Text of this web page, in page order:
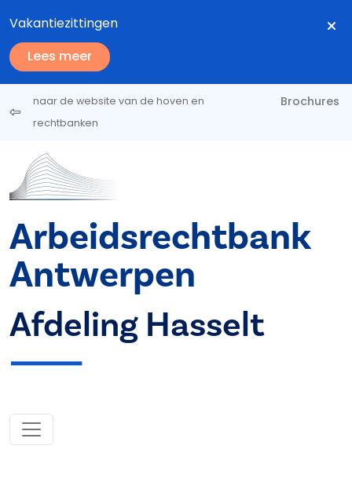
Vakantiezittingen
Lees meer
naar de website van de hoven en
rechtbanken
Brochures
Arbeidsrechtbank
Antwerpen
Afdeling Hasselt